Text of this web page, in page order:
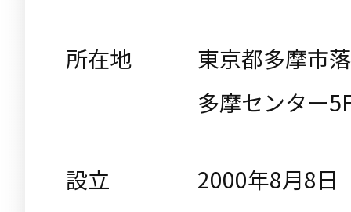
所在地
東京都多摩市
多摩センター
設立 2000年8月8日